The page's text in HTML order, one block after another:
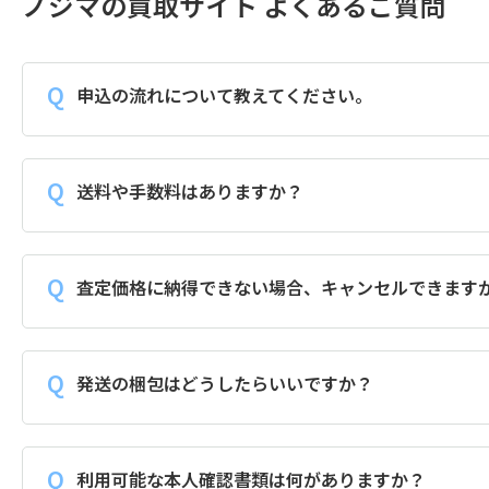
申込の流れについて教えてください。
送料や手数料はありますか？
査定価格に納得できない場合、キャンセルできます
発送の梱包はどうしたらいいですか？
利用可能な本人確認書類は何がありますか？